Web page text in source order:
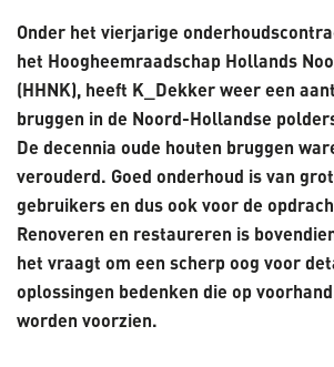
Onder het vierjarige
het Hoogheemraadschap Hollands
(HHNK), heeft K_Dekker weer een
bruggen in de Noord-Hollandse
De decennia oude houten bruggen
verouderd. Goed onderhoud is van
gebruikers en dus ook voor de
Renoveren en restaureren is
het vraagt om een scherp oog voor
oplossingen bedenken die op
worden voorzien.